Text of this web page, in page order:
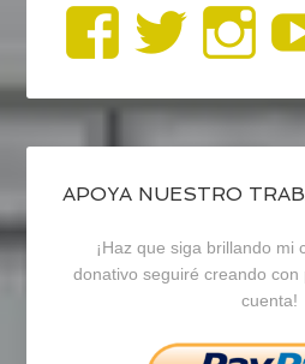
Ver
perfil
de
en
Ver
de
en
APOYA NUESTRO
¡Haz que siga brillando mi
donativo seguiré creando con
cuenta!